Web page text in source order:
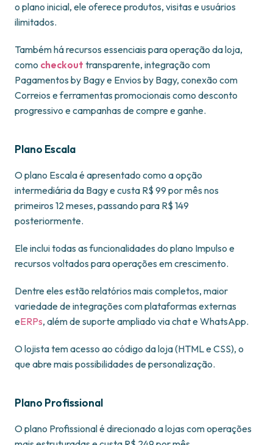
o plano inicial, ele oferece produtos, visitas e usuários
ilimitados.
Também há recursos essenciais para operação da loja,
como checkout transparente, integração com
Pagamentos by Bagy e Envios by Bagy, conexão com
Correios e ferramentas promocionais como desconto
progressivo e campanhas de compre e ganhe.
Plano Escala
O plano Escala é apresentado como a opção
intermediária da Bagy e custa R$ 99 por mês nos
primeiros 12 meses, passando para R$ 149
posteriormente.
Ele inclui todas as funcionalidades do plano Impulso e
recursos voltados para operações em crescimento.
Dentre eles estão relatórios mais completos, maior
variedade de integrações com plataformas externas
eERPs, além de suporte ampliado via chat e WhatsApp.
O lojista tem acesso ao código da loja (HTML e CSS), o
que abre mais possibilidades de personalização.
Plano Profissional
O plano Profissional é direcionado a lojas com operações